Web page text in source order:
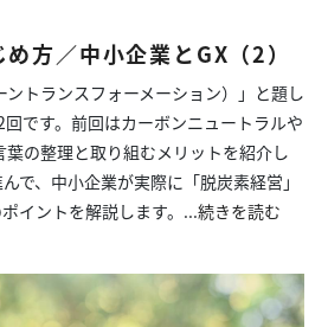
方／中小企業とGX（2）
ントランスフォーメーション）」と題し
です。前回はカーボンニュートラルや
葉の整理と取り組むメリットを紹介し
で、中小企業が実際に「脱炭素経営」
イントを解説します。...続きを読む